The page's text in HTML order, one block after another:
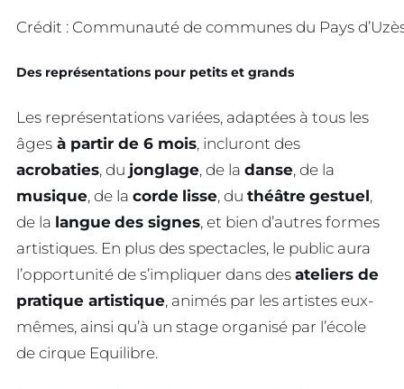
Crédit : Communauté de communes du Pays
Des représentations pour petits et grands
Les représentations variées, adaptées à tous les
âges à partir de 6 mois, incluront des
acrobaties, du jonglage, de la danse, de la
musique, de la corde lisse, du théâtre gestuel,
de la langue des signes, et bien d’autres formes
artistiques. En plus des spectacles, le public aura
l’opportunité de s’impliquer dans des ateliers de
pratique artistique, animés par les artistes eux-
mêmes, ainsi qu’à un stage organisé par l’école
de cirque Equilibre.